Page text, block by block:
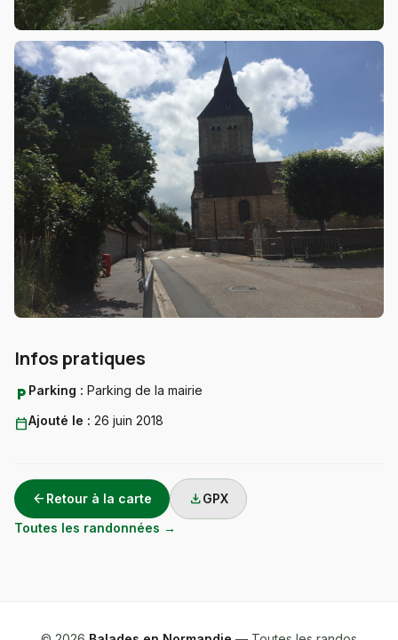
Infos pratiques
local_parking Parking : Parking de la mairie
calendar_todayAjouté le : 26 juin 2018
arrow_back Retour à la carte downloadGPX
Toutes les randonnées →